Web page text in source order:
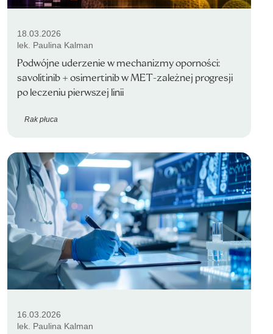
18.03.2026
lek. Paulina Kalman
Podwójne uderzenie w mechanizmy oporności:
savolitinib + osimertinib w MET-zależnej progresji
po leczeniu pierwszej linii
Rak płuca
16.03.2026
lek. Paulina Kalman